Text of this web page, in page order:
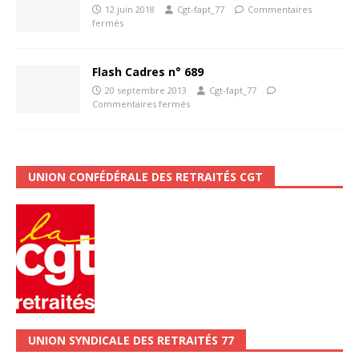
12 juin 2018 Cgt-fapt_77
Commentaires
fermés
Flash Cadres n° 689
20 septembre 2013
Cgt-fapt_77
Commentaires fermés
UNION CONFÉDÉRALE DES RETRAITÉS CGT
UNION SYNDICALE DES RETRAITÉS 77